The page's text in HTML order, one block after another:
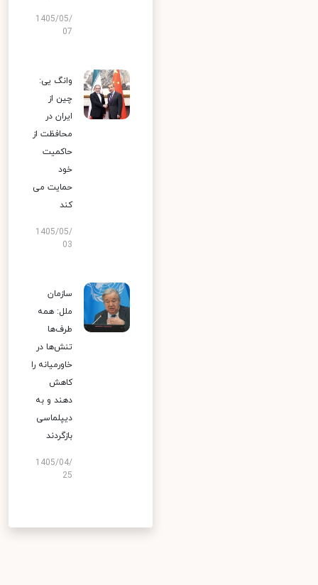
1405/05/
07
وانگ یی:
چین از
ایران در
محافظت از
حاکمیت
خود
حمایت می
کند
1405/05/
03
سازمان
ملل: همه
طرف‌ها
تنش‌ها در
خاورمیانه را
کاهش
دهند و به
دیپلماسی
بازگردند
1405/04/
25